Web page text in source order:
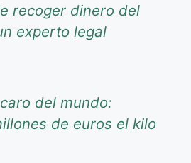
recoger dinero del
experto legal
del mundo:
de euros el kilo